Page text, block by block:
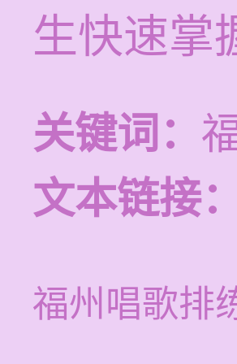
生快速掌
关键词：
文本链接：
福州唱歌排